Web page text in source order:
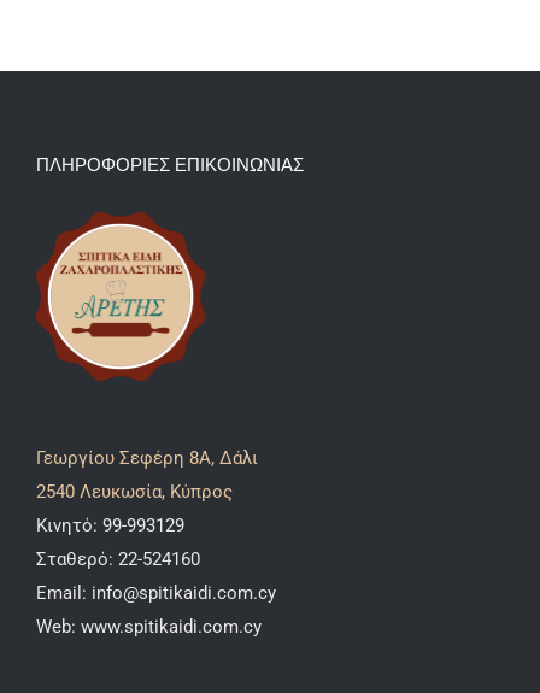
ΠΛΗΡΟΦΟΡΙΕΣ ΕΠΙΚΟΙΝΩΝΙΑΣ
Γεωργίου Σεφέρη 8A, Δάλι
2540 Λευκωσία, Κύπρος
Κινητό: 99-993129
Σταθερό: 22-524160
Email: info@spitikaidi.com.cy
Web: www.spitikaidi.com.cy